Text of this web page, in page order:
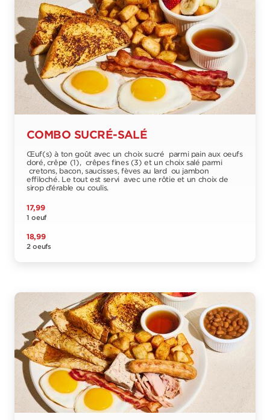
COMBO SUCRÉ-SALÉ
Œuf(s) à ton goût avec un choix sucré parmi pain aux oeufs
doré, crêpe (1), crêpes fines (3) et un choix salé parmi
cretons, bacon, saucisses, fèves au lard ou jambon
effiloché. Le tout est servi avec une rôtie et un choix de
sirop d’érable ou coulis.
17,99
1 oeuf
18,99
2 oeufs